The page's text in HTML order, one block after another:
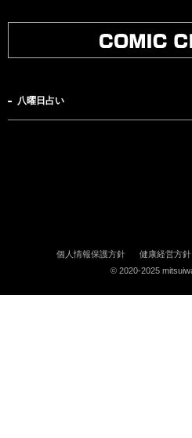
八曜日占い
個人情報保護方針 健康経営方針
© 2020-2025